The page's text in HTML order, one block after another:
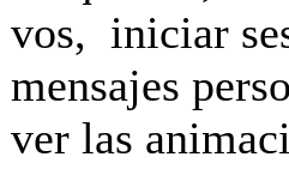
vos, iniciar
mensajes
ver las